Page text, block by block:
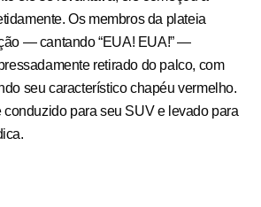
Os membros da plateia
— cantando “EUA! EUA!” —
retirado do palco, com
seu característico chapéu vermelho.
conduzido para seu SUV e levado para